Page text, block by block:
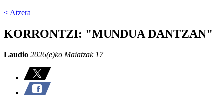
< Atzera
KORRONTZI: "MUNDUA DANTZAN"
Laudio 2026(e)ko Maiatzak 17